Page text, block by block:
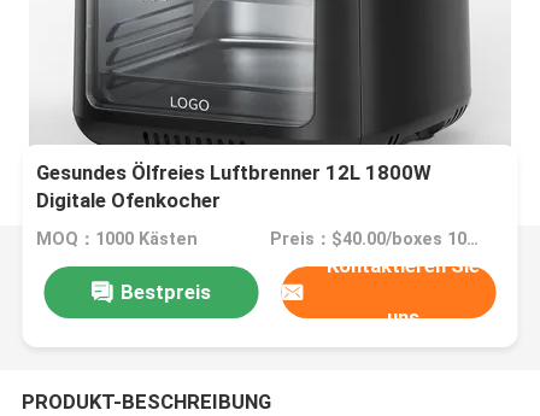
Gesundes Ölfreies Luftbrenner 12L 1800W
Digitale Ofenkocher
MOQ：1000 Kästen Preis：$40.00/boxes 1000-2999 boxes
Bestpreis
Kontaktieren Sie
uns
PRODUKT-BESCHREIBUNG